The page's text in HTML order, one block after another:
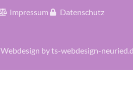
Impressum Datenschutz
Webdesign by ts-webdesign-